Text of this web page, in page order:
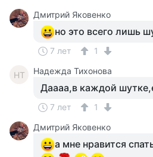
Дмитрий Яковенко
но это всего лишь
7 лет 1
НТ Надежда Тихонова
Даааа,в каждой
7 лет
1
Дмитрий Яковенко
а мне нравится